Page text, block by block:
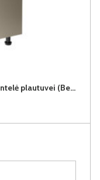
LANGEN BEIGE D60Z-P/L virtuvės spintelė plautuvei (Beige/Dab Artisan)